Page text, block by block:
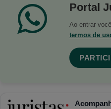
Portal
Ao entrar
termos de